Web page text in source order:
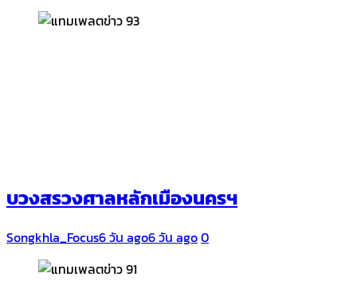
บวงสรวงศาลหลักเมืองนครฯ
Songkhla_Focus6 วัน ago6 วัน ago0